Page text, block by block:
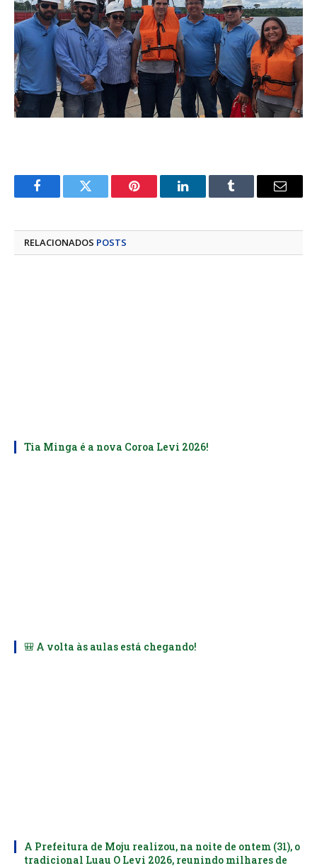
FacebookTwitter Pinterest LinkedInTumblr
E-
RELACIONADOS POSTS
Tia Minga é a nova Coroa Levi 2026!
🎒 A volta às aulas está chegando!
A Prefeitura de Moju realizou, na noite de ontem (31), o
tradicional Luau O Levi 2026, reunindo milhares de